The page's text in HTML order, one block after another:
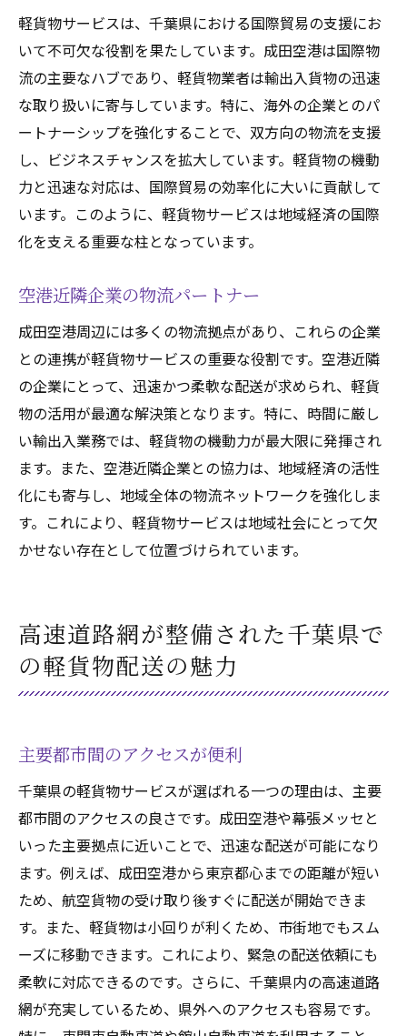
軽貨物サービスは、千葉県における国際貿易の支援にお
いて不可欠な役割を果たしています。成田空港は国際物
流の主要なハブであり、軽貨物業者は輸出入貨物の迅速
な取り扱いに寄与しています。特に、海外の企業とのパ
ートナーシップを強化することで、双方向の物流を支援
し、ビジネスチャンスを拡大しています。軽貨物の機動
力と迅速な対応は、国際貿易の効率化に大いに貢献して
います。このように、軽貨物サービスは地域経済の国際
化を支える重要な柱となっています。
空港近隣企業の物流パートナー
成田空港周辺には多くの物流拠点があり、これらの企業
との連携が軽貨物サービスの重要な役割です。空港近隣
の企業にとって、迅速かつ柔軟な配送が求められ、軽貨
物の活用が最適な解決策となります。特に、時間に厳し
い輸出入業務では、軽貨物の機動力が最大限に発揮され
ます。また、空港近隣企業との協力は、地域経済の活性
化にも寄与し、地域全体の物流ネットワークを強化しま
す。これにより、軽貨物サービスは地域社会にとって欠
かせない存在として位置づけられています。
高速道路網が整備された千葉県で
の軽貨物配送の魅力
主要都市間のアクセスが便利
千葉県の軽貨物サービスが選ばれる一つの理由は、主要
都市間のアクセスの良さです。成田空港や幕張メッセと
いった主要拠点に近いことで、迅速な配送が可能になり
ます。例えば、成田空港から東京都心までの距離が短い
ため、航空貨物の受け取り後すぐに配送が開始できま
す。また、軽貨物は小回りが利くため、市街地でもスム
ーズに移動できます。これにより、緊急の配送依頼にも
柔軟に対応できるのです。さらに、千葉県内の高速道路
網が充実しているため、県外へのアクセスも容易です。